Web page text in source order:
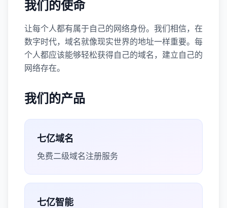
我们的使命
让每个人都有属于自己的网络身份。我们相信，在
数字时代，域名就像现实世界的地址一样重要。每
个人都应该能够轻松获得自己的域名，建立自己的
网络存在。
我们的产品
七亿域名
免费二级域名注册服务
七亿智能